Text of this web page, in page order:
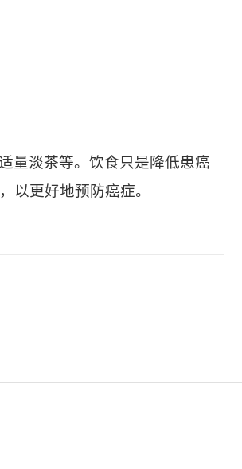
量淡茶等。饮食只是降低患癌
以更好地预防癌症。